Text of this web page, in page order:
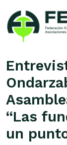
content
Española
de
Asociaciones
de
Fundidores
“Las
un